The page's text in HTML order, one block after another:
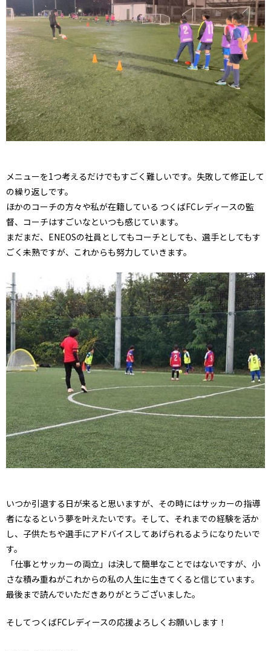
メニューを1つ考えるだけでもすごく難しいです。失敗して修正して
の繰り返しです。
ほかのコーチの方々や私が在籍している つくばFCレディースの監
督、コーチはすごいなといつも感じています。
まだまだ、ENEOSの社員としてもコーチとしても、選手としてもす
ごく未熟ですが、これからも努力していきます。
いつか引退する日が来ると思いますが、その時にはサッカーの指導
者になるという夢を叶えたいです。そして、それまでの経験を活か
し、子供たちや選手にアドバイスしてあげられるようになりたいで
す。
「仕事とサッカーの両立」は決して簡単なことではないですが、小
さな積み重ねがこれからの私の人生に生きてくると信じています。
最後まで読んでいただきありがとうございました。
そしてつくばFCレディースの応援よろしくお願いします！